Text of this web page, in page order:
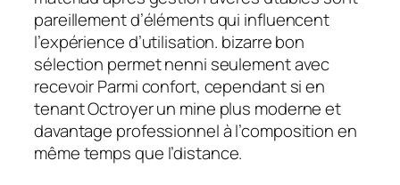
pareillement d’éléments qui influencent
l’expérience d’utilisation. bizarre bon
sélection permet nenni seulement avec
recevoir Parmi confort, cependant si en
tenant Octroyer un mine plus moderne et
davantage professionnel à l’composition en
même temps que l’distance.